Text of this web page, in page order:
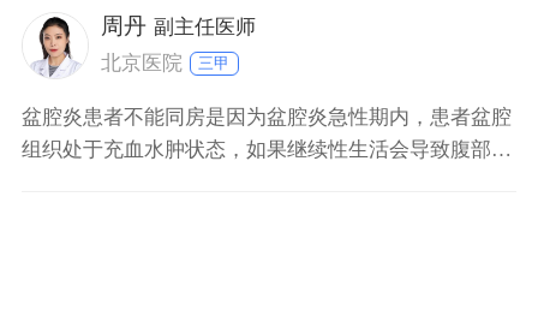
患病期间同房也会导致性伴侣患病。建议患者在盆腔炎
已经完全治愈的
周丹 副主任医师
北京医院
三甲
盆腔炎患者不能同房是因为盆腔炎急性期内，患者盆腔
组织处于充血水肿状态，如果继续性生活会导致腹部疼